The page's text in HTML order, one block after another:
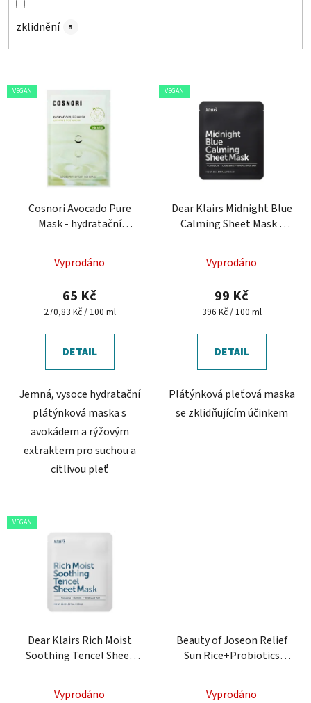
zklidnění 5
V
ý
VEGAN
Cosnori Avocado Pure
Mask - hydratační
Vyprodáno
65 Kč
Měrná
270,83 Kč / 100 ml
DETAIL
Jemná, vysoce hydratační
plátýnková maska s
avokádem a rýžovým
extraktem pro suchou a
citlivou pleť
VEGAN
Dear Klairs Midnight Blue
Calming Sheet Mask -
Vyprodáno
99 Kč
Měrná
396 Kč / 100 ml
DETAIL
Plátýnková pleťová maska
se zklidňujícím účinkem
VEGAN
Dear Klairs Rich Moist
Soothing Tencel Sheet
pleťová maska
Vyprodáno
Beauty of Joseon Relief
Sun Rice+Probiotics
krém s probiotiky
Vyprodáno